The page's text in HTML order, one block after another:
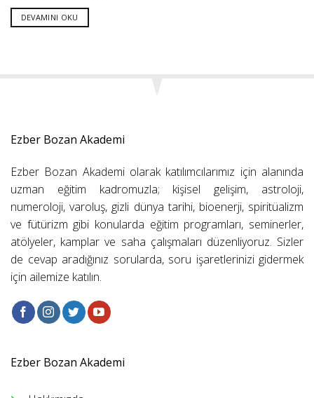
DEVAMINI OKU
Ezber Bozan Akademi
Ezber Bozan Akademi olarak katılımcılarımız için alanında
uzman eğitim kadromuzla; kişisel gelişim, astroloji,
numeroloji, varoluş, gizli dünya tarihi, bioenerji, spiritüalizm
ve fütürizm gibi konularda eğitim programları, seminerler,
atölyeler, kamplar ve saha çalışmaları düzenliyoruz. Sizler
de cevap aradığınız sorularda, soru işaretlerinizi gidermek
için ailemize katılın.
Ezber Bozan Akademi